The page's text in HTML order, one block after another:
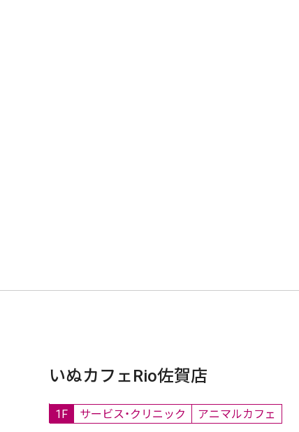
いぬカフェRio佐賀店
1F サービス・クリニック アニマルカフェ